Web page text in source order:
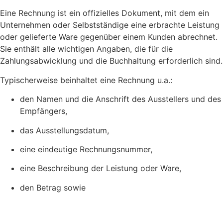
Eine Rechnung ist ein offizielles Dokument, mit dem ein
Unternehmen oder Selbstständige eine erbrachte Leistung
oder gelieferte Ware gegenüber einem Kunden abrechnet.
Sie enthält alle wichtigen Angaben, die für die
Zahlungsabwicklung und die Buchhaltung erforderlich sind.
Typischerweise beinhaltet eine Rechnung u.a.:
den Namen und die Anschrift des Ausstellers und des
Empfängers,
das Ausstellungsdatum,
eine eindeutige Rechnungsnummer,
eine Beschreibung der Leistung oder Ware,
den Betrag sowie